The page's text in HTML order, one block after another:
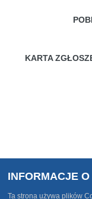
KARTA
INFORMACJE
Ta strona używa plików